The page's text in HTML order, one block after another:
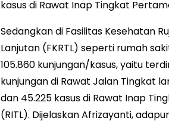
kasus di Rawat Inap Tingkat
Sedangkan di Fasilitas Kesehatan
Lanjutan (FKRTL) seperti rumah
105.860 kunjungan/kasus, yaitu
kunjungan di Rawat Jalan Tingkat
dan 45.225 kasus di Rawat Inap
(RITL). Dijelaskan Afrizayanti,